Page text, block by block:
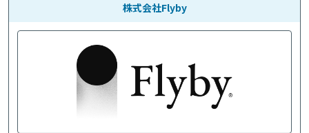
株式会社Flyby